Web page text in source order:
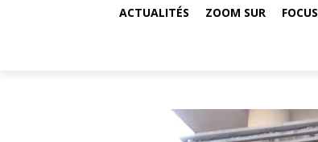
ACTUALITÉS ZOOM SUR FOCUS